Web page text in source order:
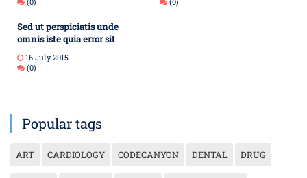
Sed ut perspiciatis unde
omnis iste quia error sit
16 July 2015
(0)
Popular tags
ART CARDIOLOGY CODECANYON DENTAL DRUG